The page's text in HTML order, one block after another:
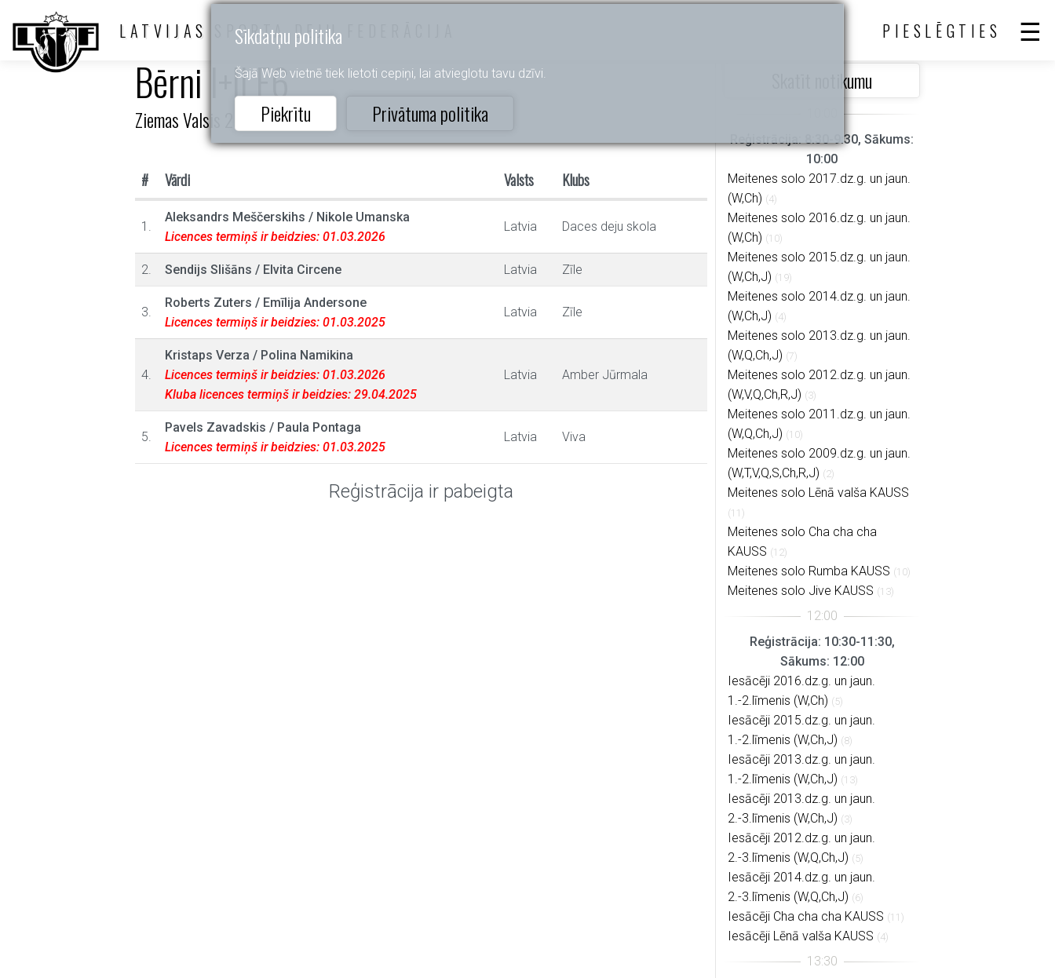
Sīkdatņu politika
Šajā Web vietnē tiek lietoti cepiņi, lai atvieglotu tavu dzīvi.
Piekrītu Privātuma politika
LATVIJAS SPORTA DEJU FEDERĀCIJA PIESLĒGTIES
Bērni I+II E6
Ziemas Valsis 2023
# Vārdi Valsts Klubs
1.
Aleksandrs Meščerskihs / Nikole Umanska
Licences termiņš ir beidzies: 01.03.2026
Latvia Daces deju skola
2. Sendijs Slišāns / Elvita Circene Latvia Zīle
3.
Roberts Zuters / Emīlija Andersone
Licences termiņš ir beidzies: 01.03.2025
Latvia Zīle
4.
Kristaps Verza / Polina Namikina
Licences termiņš ir beidzies: 01.03.2026
Kluba licences termiņš ir beidzies: 29.04.2025
Latvia Amber Jūrmala
5.
Pavels Zavadskis / Paula Pontaga
Licences termiņš ir beidzies: 01.03.2025
Latvia Viva
Reģistrācija ir pabeigta
Skatīt notikumu
Reģistrācija: 8:30-9:30, Sākums:
10:00
Meitenes solo 2017.dz.g. un jaun.
(W,Ch) (4)
Meitenes solo 2016.dz.g. un jaun.
(W,Ch) (10)
Meitenes solo 2015.dz.g. un jaun.
(W,Ch,J) (19)
Meitenes solo 2014.dz.g. un jaun.
(W,Ch,J) (4)
Meitenes solo 2013.dz.g. un jaun.
(W,Q,Ch,J) (7)
Meitenes solo 2012.dz.g. un jaun.
(W,V,Q,Ch,R,J) (3)
Meitenes solo 2011.dz.g. un jaun.
(W,Q,Ch,J) (10)
Meitenes solo 2009.dz.g. un jaun.
(W,T,V,Q,S,Ch,R,J) (2)
Meitenes solo Lēnā valša KAUSS
(11)
Meitenes solo Cha cha cha
KAUSS (12)
Meitenes solo Rumba KAUSS (10)
Meitenes solo Jive KAUSS (13)
Reģistrācija: 10:30-11:30,
Sākums: 12:00
Iesācēji 2016.dz.g. un jaun.
1.-2.līmenis (W,Ch) (5)
Iesācēji 2015.dz.g. un jaun.
1.-2.līmenis (W,Ch,J) (8)
Iesācēji 2013.dz.g. un jaun.
1.-2.līmenis (W,Ch,J) (13)
Iesācēji 2013.dz.g. un jaun.
2.-3.līmenis (W,Ch,J) (3)
Iesācēji 2012.dz.g. un jaun.
2.-3.līmenis (W,Q,Ch,J) (5)
Iesācēji 2014.dz.g. un jaun.
2.-3.līmenis (W,Q,Ch,J) (6)
Iesācēji Cha cha cha KAUSS (11)
Iesācēji Lēnā valša KAUSS (4)